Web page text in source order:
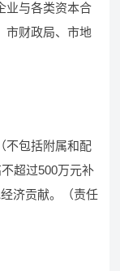
业与各类资本合
市财政局、市地
不包括附属和配
超过500万元补
济贡献。（责任